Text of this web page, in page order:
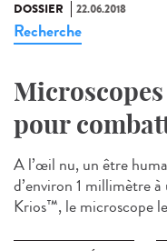
DOSSIER 22.06.2018
Recherche
pour
A l’œil nu, un être
d’environ 1 millimètre
Krios™, le microscope